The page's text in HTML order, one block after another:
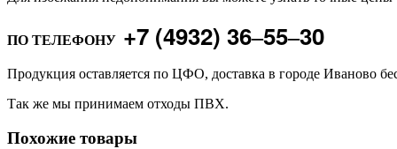
ПО ТЕЛЕФОНУ +7 (4932) 36‒55‒30
Продукция оставляется по ЦФО, доставка в городе Иваново
Так же мы принимаем отходы ПВХ.
Похожие товары